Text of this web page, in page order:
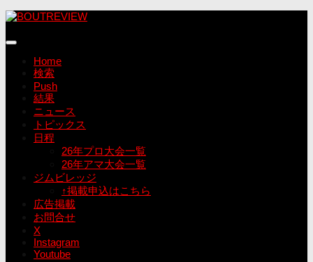
コ
テ
Home
検索
Push
結果
ニュース
トピックス
日程
26年プロ大会一覧
26年アマ大会一覧
ジムビレッジ
↑掲載申込はこちら
広告掲載
お問合せ
X
Instagram
Youtube